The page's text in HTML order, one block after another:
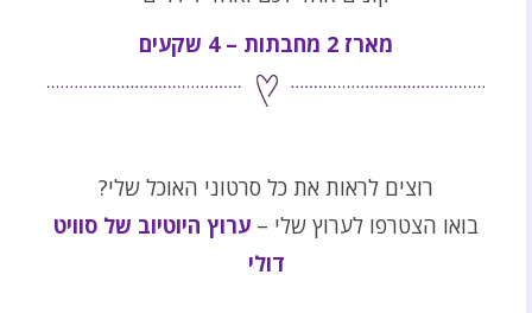
מארז 2 מחבתות – 4 שקעים
רוצים לראות את כל סרטוני האוכל שלי?
בואו הצטרפו לערוץ שלי – ערוץ היוטיוב של סוויט
דולי